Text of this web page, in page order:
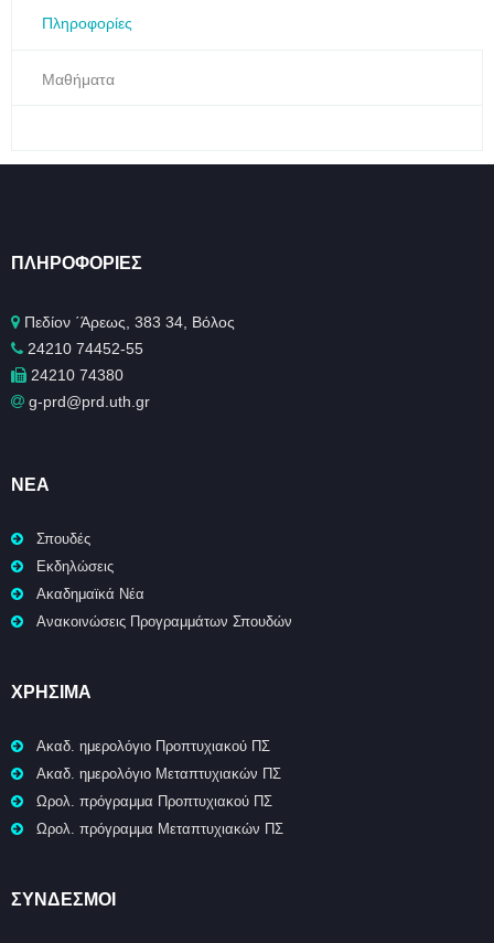
Πληροφορίες
Μαθήματα
ΠΛΗΡΟΦΟΡΊΕΣ
Πεδίον ΄Άρεως, 383 34, Βόλος
24210 74452-55
24210 74380
g-prd@prd.uth.gr
ΝΈΑ
Σπουδές
Εκδηλώσεις
Ακαδημαϊκά Νέα
Ανακοινώσεις Προγραμμάτων Σπουδών
ΧΡΉΣΙΜΑ
Ακαδ. ημερολόγιο Προπτυχιακού ΠΣ
Ακαδ. ημερολόγιο Μεταπτυχιακών ΠΣ
Ωρολ. πρόγραμμα Προπτυχιακού ΠΣ
Ωρολ. πρόγραμμα Μεταπτυχιακών ΠΣ
ΣΥΝΔΕΣΜΟΙ